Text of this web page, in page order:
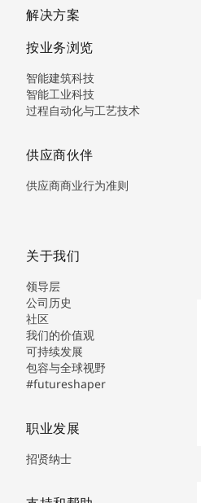
解决方案
按业务浏览
智能建筑科技
智能工业科技
过程自动化与工艺技术
供应商伙伴
供应商商业行为准则
关于我们
领导层
公司历史
社区
我们的价值观
可持续发展
包容与全球视野
#futureshaper
职业发展
招贤纳士